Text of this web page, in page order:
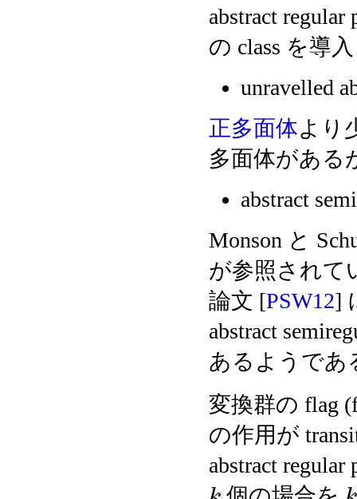
abstract
の class を導
unravelled
正多面体より
多面体がある
abstract
Monson と
が参照されて
論文 [PSW12]
abstract
あるようであ
変換群の flag
の作用が
abstract